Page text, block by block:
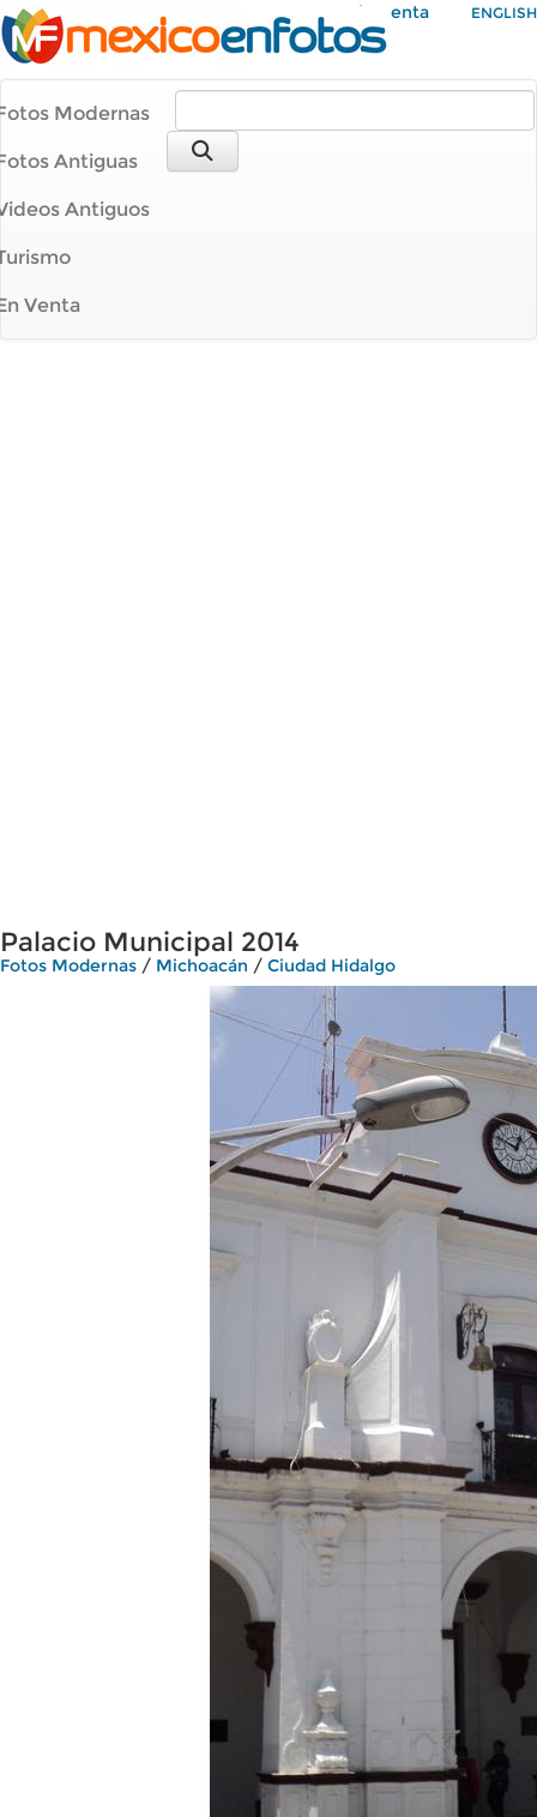
Mi Cuenta ENGLISH
Modernas
Antiguas
Antiguos
Venta
Palacio Municipal 2014
Fotos Modernas / Michoacán / Ciudad Hidalgo